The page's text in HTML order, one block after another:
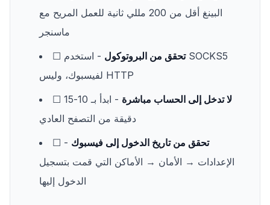
البينغ أقل من 200 مللي ثانية للعمل المريح مع
ماسنجر
☐
تحقق من البروتوكول - استخدم SOCKS5
لفيسبوك، وليس HTTP
☐
لا تدخل إلى الحساب مباشرة
- ابدأ بـ 10-15
دقيقة من التصفح العادي
☐
تحقق من تاريخ الدخول إلى فيسبوك -
الإعدادات → الأمان → الأماكن التي قمت بتسجيل
الدخول إليها